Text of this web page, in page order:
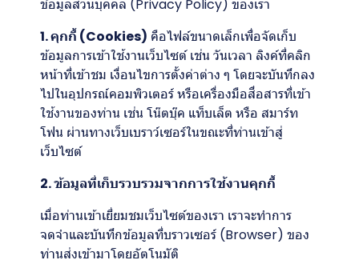
ข้อมูลส่วนบุคคล (Privacy Policy) ของเรา
1. คุกกี้ (Cookies) คือไฟล์ขนาดเล็กเพื่อจัดเก็บ
ข้อมูลการเข้าใช้งานเว็บไซต์ เช่น วันเวลา ลิงค์ที่คลิก
หน้าที่เข้าชม เงื่อนไขการตั้งค่าต่าง ๆ โดยจะบันทึกลง
ไปในอุปกรณ์คอมพิวเตอร์ หรือเครื่องมือสื่อสารที่เข้า
ใช้งานของท่าน เช่น โน๊ตบุ๊ค แท็บเล็ต หรือ สมาร์ท
โฟน ผ่านทางเว็บเบราว์เซอร์ในขณะที่ท่านเข้าสู่
เว็บไซต์
2. ข้อมูลที่เก็บรวบรวมจากการใช้งานคุกกี้
เมื่อท่านเข้าเยี่ยมชมเว็บไซต์ของเรา เราจะทำการ
จดจำและบันทึกข้อมูลที่บราวเซอร์ (Browser) ของ
ท่านส่งเข้ามาโดยอัตโนมัติ